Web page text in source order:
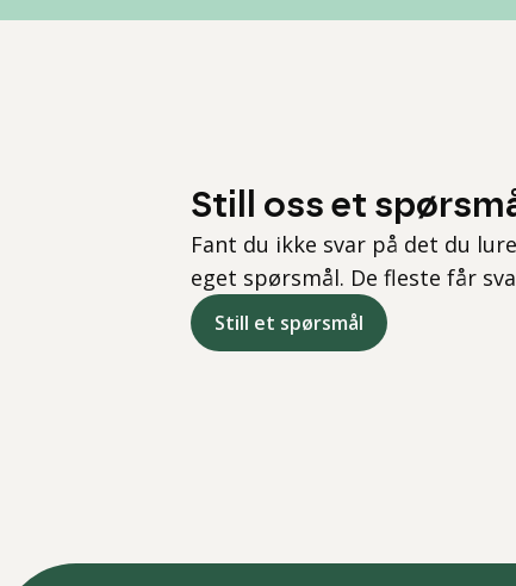
Still oss et
Fant du ikke svar på det du
eget spørsmål. De fleste får
Still et spørsmål